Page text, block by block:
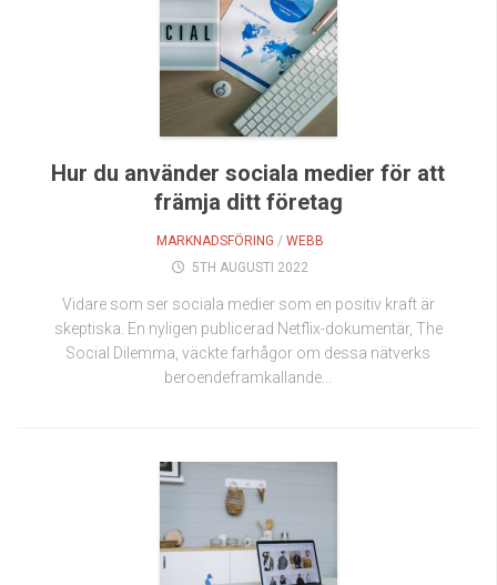
Hur du använder sociala medier för att
främja ditt företag
MARKNADSFÖRING / WEBB
5TH AUGUSTI 2022
Vidare som ser sociala medier som en positiv kraft är
skeptiska. En nyligen publicerad Netflix-dokumentär, The
Social Dilemma, väckte farhågor om dessa nätverks
beroendeframkallande...